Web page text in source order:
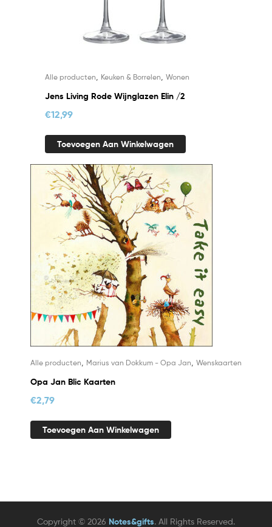
Alle producten Keuken & Borrelen Wonen
Jens Living Rode Wijnglazen Elin /2
€12,99
Toevoegen Aan Winkelwagen
Alle producten Marius van Dokkum - Opa Jan Wenskaarten
Opa Jan Blic Kaarten
€2,79
Toevoegen Aan Winkelwagen
Copyright © 2026 Notes&gifts. All Rights Reserved.